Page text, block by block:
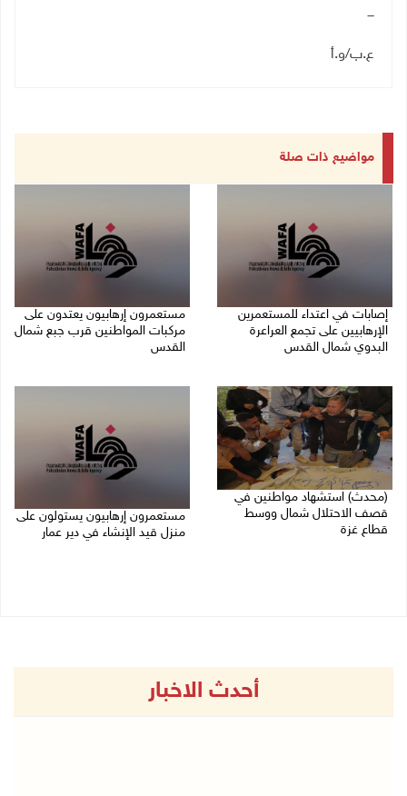
ـــ
ع.ب/و.أ
مواضيع ذات صلة
إصابات في اعتداء للمستعمرين
الإرهابيين على تجمع العراعرة
البدوي شمال القدس
مستعمرون إرهابيون يعتدون على
مركبات المواطنين قرب جبع شمال
القدس
(محدث) استشهاد مواطنين في
قصف الاحتلال شمال ووسط
قطاع غزة
مستعمرون إرهابيون يستولون على
منزل قيد الإنشاء في دير عمار
أحدث الاخبار